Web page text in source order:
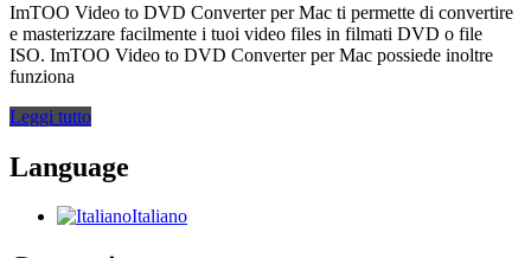
ImTOO Video to DVD Converter per Mac ti permette di convertire
e masterizzare facilmente i tuoi video files in filmati DVD o file
ISO. ImTOO Video to DVD Converter per Mac possiede inoltre
funziona
Leggi tutto
Language
Italiano